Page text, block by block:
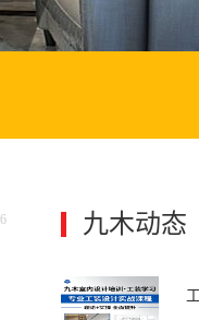
九木动态